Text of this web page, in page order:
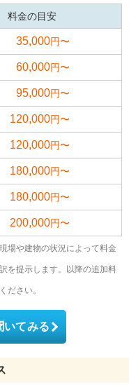
料金の目安
35,000円〜
60,000円〜
95,000円〜
120,000円〜
120,000円〜
180,000円〜
180,000円〜
200,000円〜
場や建物の状況によって料金
を提示します。以降の追加料
ださい。
いてみる